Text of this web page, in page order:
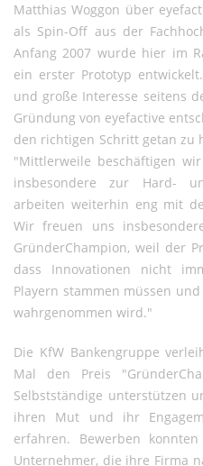
Matthias Woggon über
als Spin-Off aus der
Anfang 2007 wurde hier im
ein erster Prototyp
und große Interesse seitens
Gründung von eyefactive
den richtigen Schritt getan zu
"Mittlerweile beschäftigen
insbesondere zur Hard-
arbeiten weiterhin eng mit
Wir freuen uns
GründerChampion, weil der
dass Innovationen nicht
Playern stammen müssen
wahrgenommen wird."
Die KfW Bankengruppe
Mal den Preis
Selbstständige unterstützen
ihren Mut und ihr
erfahren. Bewerben
Unternehmer, die ihre Firma